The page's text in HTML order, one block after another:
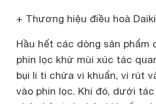
+ Thương hiệu điều hoà
Hầu hết các dòng sản
phin lọc khử mùi xúc tác
bụi li ti chứa vi khuẩn, vi rút
vào phin lọc. Khi đó, dưới